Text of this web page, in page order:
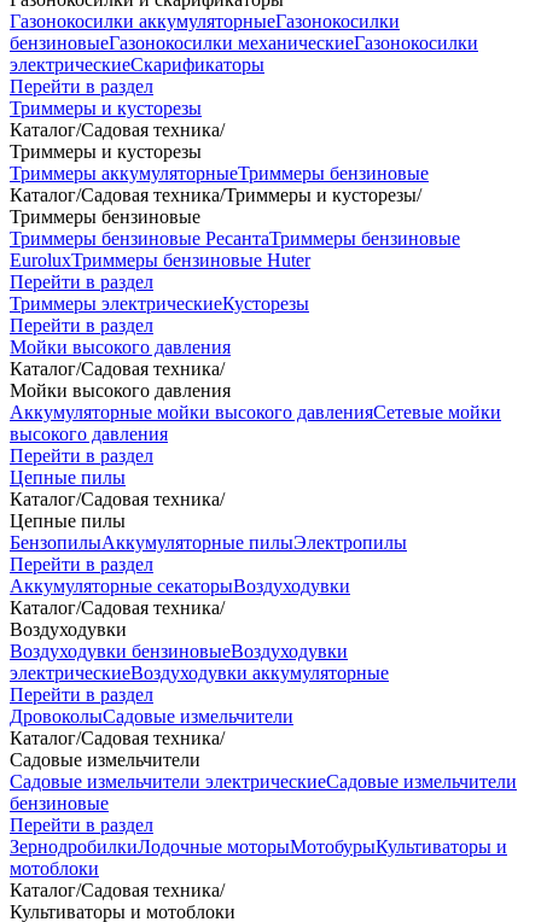
Газонокосилки аккумуляторныеГазонокосилки
бензиновыеГазонокосилки механическиеГазонокосилки
электрическиеСкарификаторы
Перейти в раздел
Триммеры и кусторезы
Каталог/Садовая техника/
Триммеры и кусторезы
Триммеры аккумуляторныеТриммеры бензиновые
Каталог/Садовая техника/Триммеры и кусторезы/
Триммеры бензиновые
Триммеры бензиновые РесантаТриммеры бензиновые
EuroluxТриммеры бензиновые Huter
Перейти в раздел
Триммеры электрическиеКусторезы
Перейти в раздел
Мойки высокого давления
Каталог/Садовая техника/
Мойки высокого давления
Аккумуляторные мойки высокого давленияСетевые мойки
высокого давления
Перейти в раздел
Цепные пилы
Каталог/Садовая техника/
Цепные пилы
БензопилыАккумуляторные пилыЭлектропилы
Перейти в раздел
Аккумуляторные секаторыВоздуходувки
Каталог/Садовая техника/
Воздуходувки
Воздуходувки бензиновыеВоздуходувки
электрическиеВоздуходувки аккумуляторные
Перейти в раздел
ДровоколыСадовые измельчители
Каталог/Садовая техника/
Садовые измельчители
Садовые измельчители электрическиеСадовые измельчители
бензиновые
Перейти в раздел
ЗернодробилкиЛодочные моторыМотобурыКультиваторы и
мотоблоки
Каталог/Садовая техника/
Культиваторы и мотоблоки